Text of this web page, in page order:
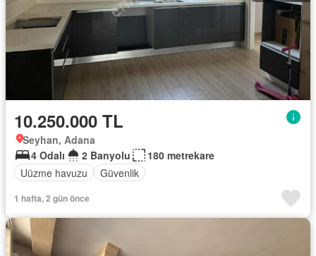
10.250.000 TL
Seyhan, Adana
4 Odalı
2 Banyolu
180 metrekare
Uüzme havuzu
Güvenlik
1 hafta, 2 gün önce